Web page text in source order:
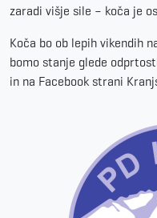
zaradi višje sile – koča je
Koča bo ob lepih vikendih
bomo stanje glede
in na Facebook strani